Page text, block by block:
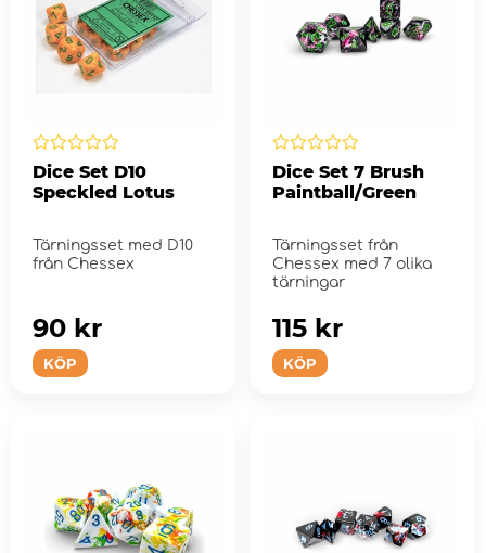
Dice Set D10
Speckled Lotus
Tärningsset med D10
från Chessex
KÖP
90 kr
Dice Set 7 Brush
Paintball/Green
Tärningsset från
Chessex med 7 olika
tärningar
KÖP
115 kr